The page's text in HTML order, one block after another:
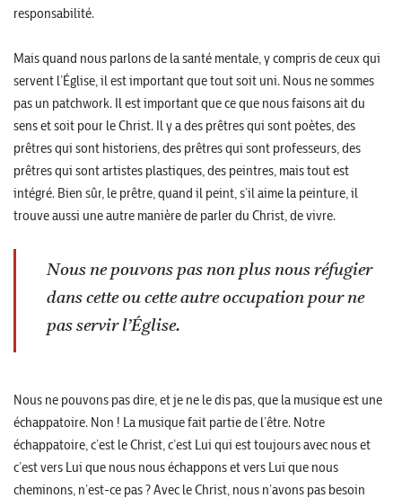
responsabilité.
Mais quand nous parlons de la santé mentale, y compris de ceux qui
servent l’Église, il est important que tout soit uni. Nous ne sommes
pas un patchwork. Il est important que ce que nous faisons ait du
sens et soit pour le Christ. Il y a des prêtres qui sont poètes, des
prêtres qui sont historiens, des prêtres qui sont professeurs, des
prêtres qui sont artistes plastiques, des peintres, mais tout est
intégré. Bien sûr, le prêtre, quand il peint, s’il aime la peinture, il
trouve aussi une autre manière de parler du Christ, de vivre.
Nous ne pouvons pas non plus nous réfugier
dans cette ou cette autre occupation pour ne
pas servir l’Église.
Nous ne pouvons pas dire, et je ne le dis pas, que la musique est une
échappatoire. Non ! La musique fait partie de l’être. Notre
échappatoire, c’est le Christ, c’est Lui qui est toujours avec nous et
c’est vers Lui que nous nous échappons et vers Lui que nous
cheminons, n’est-ce pas ? Avec le Christ, nous n’avons pas besoin